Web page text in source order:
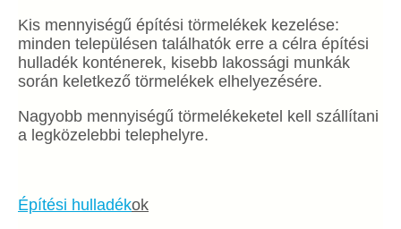
Kis mennyiségű építési törmelékek kezelése:
minden településen találhatók erre a célra építési
hulladék konténerek, kisebb lakossági munkák
során keletkező törmelékek elhelyezésére.
Nagyobb mennyiségű törmelékeketel kell szállítani
a legközelebbi telephelyre.
Építési hulladékok